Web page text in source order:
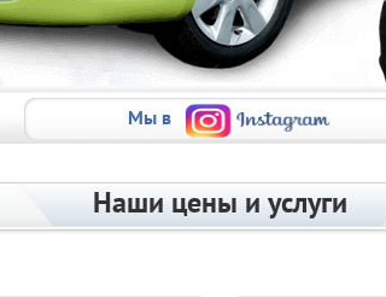
Мы в
Наши цены и услуги